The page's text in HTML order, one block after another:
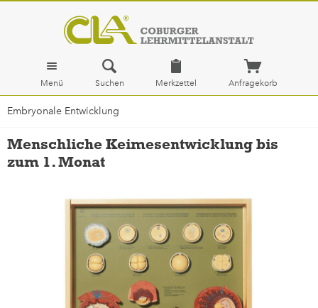
Menü Suchen Merkzettel Anfragekorb
Embryonale Entwicklung
Menschliche Keimesentwicklung bis
zum 1. Monat